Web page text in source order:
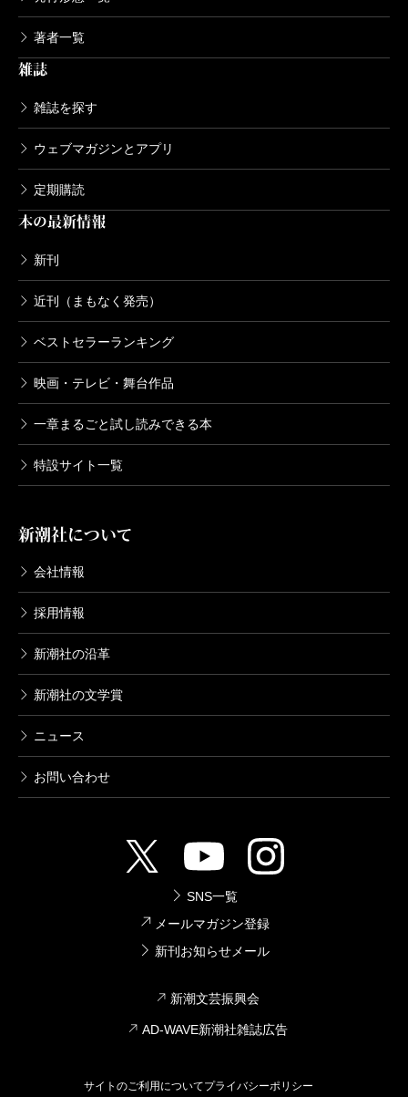
著者一覧
雑誌
雑誌を探す
ウェブマガジンとアプリ
定期購読
本の最新情報
新刊
近刊（まもなく発売）
ベストセラーランキング
映画・テレビ・舞台作品
一章まるごと試し読みできる本
特設サイト一覧
新潮社について
会社情報
採用情報
新潮社の沿革
新潮社の文学賞
ニュース
お問い合わせ
SNS一覧
メールマガジン登録
新刊お知らせメール
新潮文芸振興会
AD-WAVE新潮社雑誌広告
サイトのご利用についてプライバシーポリシー